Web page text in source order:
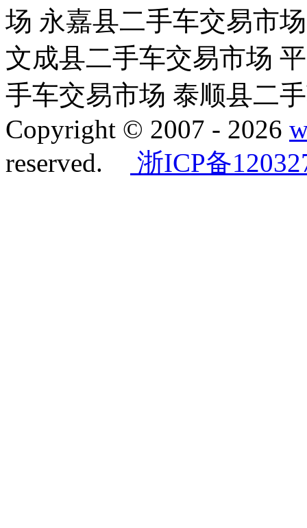
场 永嘉县二手车交易市
文成县二手车交易市场
手车交易市场 泰顺县二
Copyright © 2007 - 2026
reserved.
浙ICP备